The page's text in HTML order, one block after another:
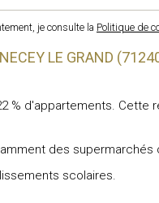
je consulte la Politique de
LE GRAND
% d'appartements.
des supermarchés
scolaires.